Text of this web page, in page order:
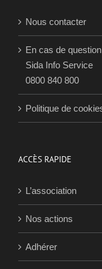
Nous contacter
En cas de
Sida Info Service
0800 840 800
Politique de
ACCÈS RAPIDE
L’association
Nos actions
Adhérer